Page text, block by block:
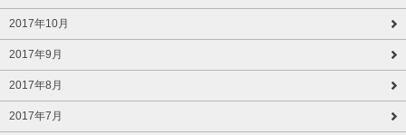
2017年10月
2017年9月
2017年8月
2017年7月